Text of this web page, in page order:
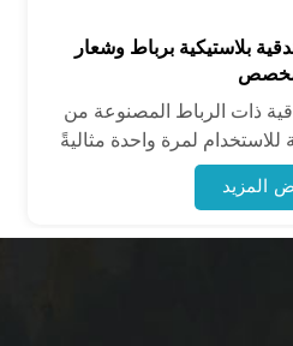
بلاستيكية برباط وشعار
ذات الرباط المصنوعة من
للاستخدام لمرة واحدة مثاليةً
والأغراض الشخصية.
وحملها. إنها اقتصاديةالمزيد